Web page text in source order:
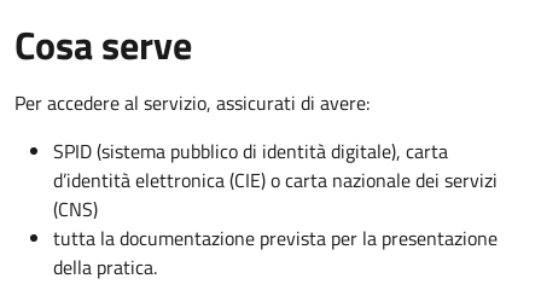
Cosa serve
Per accedere al servizio, assicurati di avere:
SPID (sistema pubblico di identità digitale), carta
d’identità elettronica (CIE) o carta nazionale dei servizi
(CNS)
tutta la documentazione prevista per la presentazione
della pratica.